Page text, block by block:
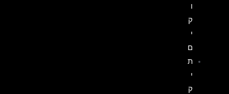
ו
ק
י
ם
ת
י
ק